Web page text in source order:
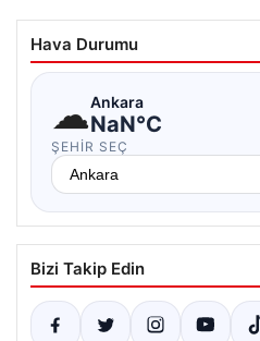
Hava Durumu
☁Ankara
NaN°C
ŞEHIR SEÇ
Bizi Takip Edin